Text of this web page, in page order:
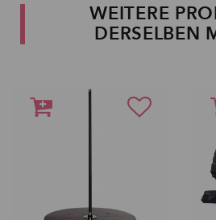
WEITERE
DERSELBEN